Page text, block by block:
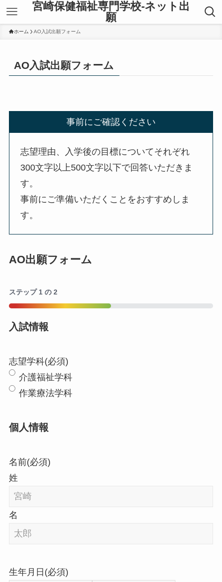
宮崎保健福祉専門学校-ネット出
願
ホーム AO入試出願フォーム
AO入試出願フォーム
事前にご確認ください
志望理由、入学後の目標についてそれぞれ
300文字以上500文字以下で回答いただきま
す。
事前にご準備いただくことをおすすめしま
す。
AO出願フォーム
ステップ 1の 2
50%
入試情報
志望学科(必須)
介護福祉学科
作業療法学科
個人情報
名前(必須)
姓
名
生年月日 (必須)